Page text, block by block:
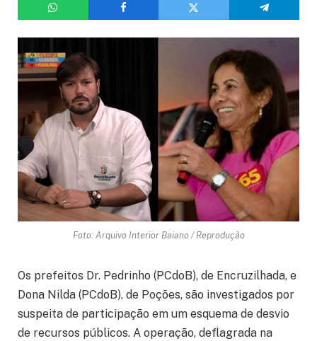
Foto: Arquivo Interior Baiano / Reprodução
Os prefeitos Dr. Pedrinho (PCdoB), de Encruzilhada, e
Dona Nilda (PCdoB), de Poções, são investigados por
suspeita de participação em um esquema de desvio
de recursos públicos. A operação, deflagrada na